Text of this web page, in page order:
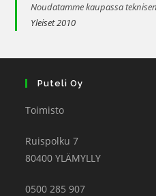
Noudatamme kaupassa
Yleiset 2010
Puteli Oy
Toimisto
Ruispolku 7
80400 YLÄMYLLY
0500 285 907